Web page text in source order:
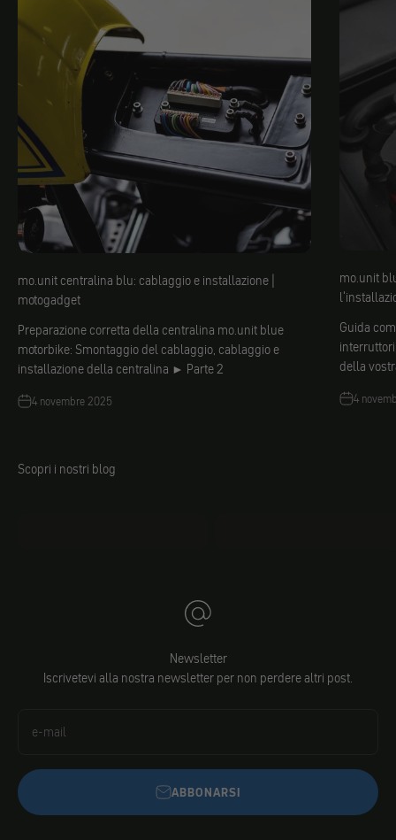
mo.unit centralina blu: cablaggio e installazione |
motogadget
Preparazione corretta della centralina mo.unit blue
motorbike: Smontaggio del cablaggio, cablaggio e
installazione della centralina ► Parte 2
4 novembre 2025
mo.unit
Guida
della
4
Scopri i nostri blog
Newsletter
Iscrivetevi alla nostra newsletter per non perdere altri post.
e-mail
ABBONARSI